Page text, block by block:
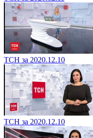
ТСН за 2020.12.10
ТСН за 2020.12.10